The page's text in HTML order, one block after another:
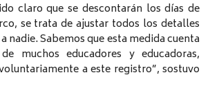
claro que se descontarán los días de
se trata de ajustar todos los detalles
nadie. Sabemos que esta medida cuenta
muchos educadores y educadoras,
a este registro”, sostuvo